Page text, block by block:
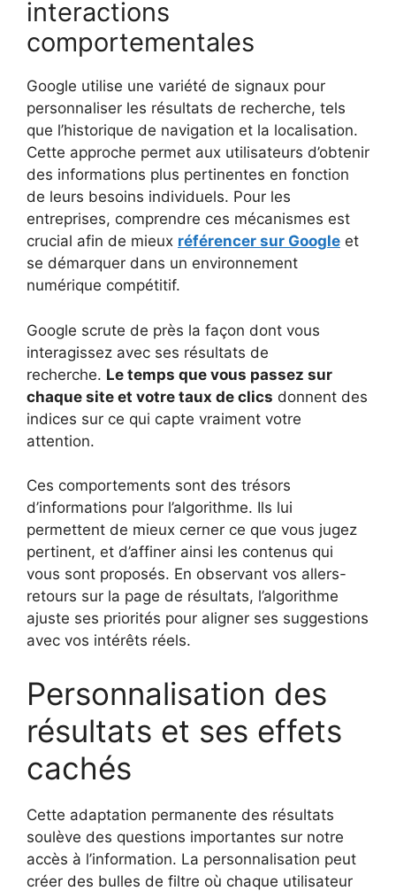
interactions
comportementales
Google utilise une variété de signaux pour
personnaliser les résultats de recherche, tels
que l’historique de navigation et la localisation.
Cette approche permet aux utilisateurs d’obtenir
des informations plus pertinentes en fonction
de leurs besoins individuels. Pour les
entreprises, comprendre ces mécanismes est
crucial afin de mieux référencer sur Google et
se démarquer dans un environnement
numérique compétitif.
Google scrute de près la façon dont vous
interagissez avec ses résultats de
recherche. Le temps que vous passez sur
chaque site et votre taux de clics donnent des
indices sur ce qui capte vraiment votre
attention.
Ces comportements sont des trésors
d’informations pour l’algorithme. Ils lui
permettent de mieux cerner ce que vous jugez
pertinent, et d’affiner ainsi les contenus qui
vous sont proposés. En observant vos allers-
retours sur la page de résultats, l’algorithme
ajuste ses priorités pour aligner ses suggestions
avec vos intérêts réels.
Personnalisation des
résultats et ses effets
cachés
Cette adaptation permanente des résultats
soulève des questions importantes sur notre
accès à l’information. La personnalisation peut
créer des bulles de filtre où chaque utilisateur